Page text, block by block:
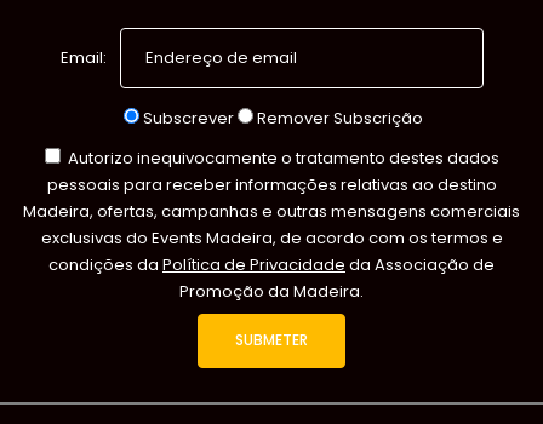
Email:
Subscrever
Remover Subscrição
Autorizo inequivocamente o tratamento destes dados
pessoais para receber informações relativas ao destino
Madeira, ofertas, campanhas e outras mensagens comerciais
exclusivas do Events Madeira, de acordo com os termos e
condições da Política de Privacidade da Associação de
Promoção da Madeira.